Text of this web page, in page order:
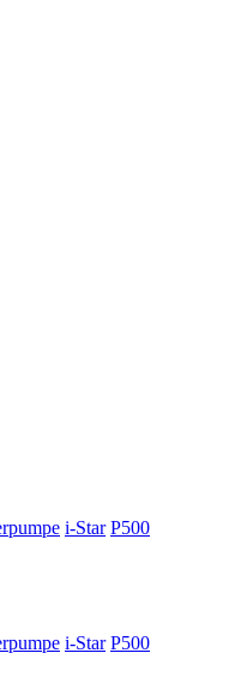
i-Star P500
i-Star P500